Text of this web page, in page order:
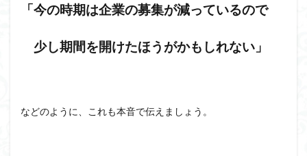
「今の時期は企業の募集が減っているので
少し期間を開けたほうがかもしれない」
などのように、これも本音で伝えましょう。